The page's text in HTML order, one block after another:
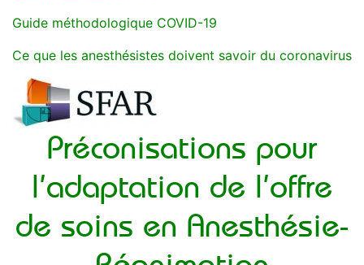
Guide méthodologique COVID-19
Ce que les anesthésistes doivent savoir du coronavirus
Préconisations pour
l’adaptation de l’offre
de soins en Anesthésie-